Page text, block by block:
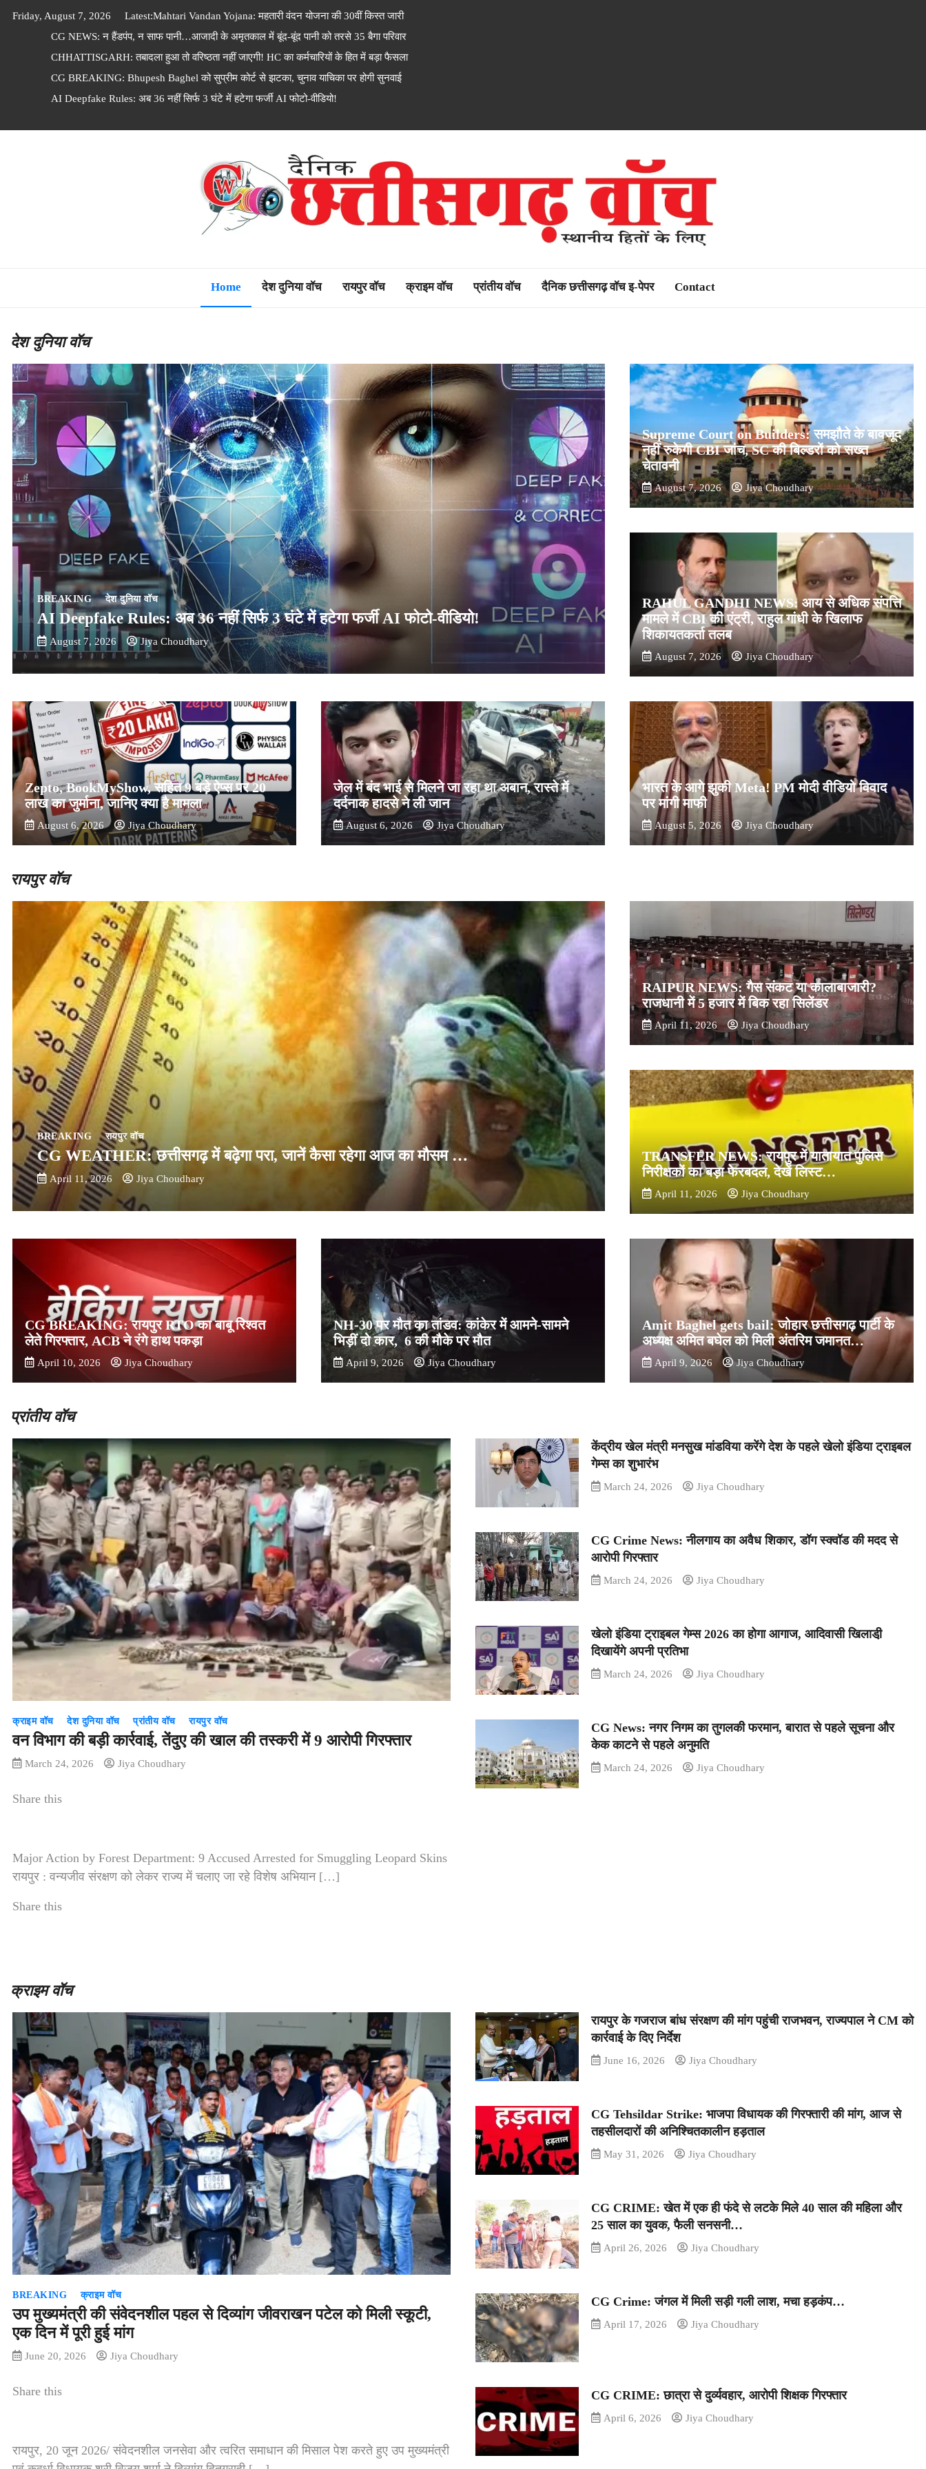
Friday, August 7, 2026 Latest:Mahtari Vandan Yojana: महतारी वंदन योजना की 30वीं किस्त जारी
CG NEWS: न हैंडपंप, न साफ पानी…आजादी के अमृतकाल में बूंद-बूंद पानी को तरसे 35 बैगा परिवार
CHHATTISGARH: तबादला हुआ तो वरिष्ठता नहीं जाएगी! HC का कर्मचारियों के हित में बड़ा फैसला
CG BREAKING: Bhupesh Baghel को सुप्रीम कोर्ट से झटका, चुनाव याचिका पर होगी सुनवाई
AI Deepfake Rules: अब 36 नहीं सिर्फ 3 घंटे में हटेगा फर्जी AI फोटो-वीडियो!
Dainik Chhattisgarh watch
Home देश दुनिया वॉच रायपुर वॉच क्राइम वॉच प्रांतीय वॉच दैनिक छत्तीसगढ़ वॉच इ-पेपर Contact
देश दुनिया वॉच
BREAKING देश दुनिया वॉच
AI Deepfake Rules: अब 36 नहीं सिर्फ 3 घंटे में हटेगा फर्जी AI फोटो-वीडियो!
August 7, 2026 Jiya Choudhary
Supreme Court on Builders: समझौते के बावजूद
नहीं रुकेगी CBI जांच, SC की बिल्डरों को सख्त
चेतावनी
August 7, 2026 Jiya Choudhary
RAHUL GANDHI NEWS: आय से अधिक संपत्ति
मामले में CBI की एंट्री, राहुल गांधी के खिलाफ
शिकायतकर्ता तलब
August 7, 2026 Jiya Choudhary
Zepto, BookMyShow, सहित 9 बड़े ऐप्स पर 20
लाख का जुर्माना, जानिए क्या है मामला
August 6, 2026 Jiya Choudhary
जेल में बंद भाई से मिलने जा रहा था अबान, रास्ते में
दर्दनाक हादसे ने ली जान
August 6, 2026 Jiya Choudhary
भारत के आगे झुकी Meta! PM मोदी वीडियो विवाद
पर मांगी माफी
August 5, 2026 Jiya Choudhary
रायपुर वॉच
BREAKING रायपुर वॉच
CG WEATHER: छत्तीसगढ़ में बढ़ेगा परा, जानें कैसा रहेगा आज का मौसम …
April 11, 2026 Jiya Choudhary
RAIPUR NEWS: गैस संकट या कालाबाजारी?
राजधानी में 5 हजार में बिक रहा सिलेंडर
April 11, 2026 Jiya Choudhary
TRANSFER NEWS: रायपुर में यातायात पुलिस
निरीक्षकों का बड़ा फेरबदल, देखें लिस्ट…
April 11, 2026 Jiya Choudhary
CG BREAKING: रायपुर RTO का बाबू रिश्वत
लेते गिरफ्तार, ACB ने रंगे हाथ पकड़ा
April 10, 2026 Jiya Choudhary
NH-30 पर मौत का तांडव: कांकेर में आमने-सामने
भिड़ीं दो कार, 6 की मौके पर मौत
April 9, 2026 Jiya Choudhary
Amit Baghel gets bail: जोहार छत्तीसगढ़ पार्टी के
अध्यक्ष अमित बघेल को मिली अंतरिम जमानत…
April 9, 2026 Jiya Choudhary
प्रांतीय वॉच
क्राइम वॉच देश दुनिया वॉच प्रांतीय वॉच रायपुर वॉच
वन विभाग की बड़ी कार्रवाई, तेंदुए की खाल की तस्करी में 9 आरोपी गिरफ्तार
March 24, 2026 Jiya Choudhary
Share this
Major Action by Forest Department: 9 Accused Arrested for Smuggling Leopard Skins
रायपुर : वन्यजीव संरक्षण को लेकर राज्य में चलाए जा रहे विशेष अभियान […]
Share this
केंद्रीय खेल मंत्री मनसुख मांडविया करेंगे देश के पहले खेलो इंडिया ट्राइबल
गेम्स का शुभारंभ
March 24, 2026 Jiya Choudhary
CG Crime News: नीलगाय का अवैध शिकार, डॉग स्क्वॉड की मदद से
आरोपी गिरफ्तार
March 24, 2026 Jiya Choudhary
खेलो इंडिया ट्राइबल गेम्स 2026 का होगा आगाज, आदिवासी खिलाडी़
दिखायेंगे अपनी प्रतिभा
March 24, 2026 Jiya Choudhary
CG News: नगर निगम का तुगलकी फरमान, बारात से पहले सूचना और
केक काटने से पहले अनुमति
March 24, 2026 Jiya Choudhary
क्राइम वॉच
BREAKING क्राइम वॉच
उप मुख्यमंत्री की संवेदनशील पहल से दिव्यांग जीवराखन पटेल को मिली स्कूटी,
एक दिन में पूरी हुई मांग
June 20, 2026 Jiya Choudhary
Share this
रायपुर, 20 जून 2026/ संवेदनशील जनसेवा और त्वरित समाधान की मिसाल पेश करते हुए उप मुख्यमंत्री
रायपुर के गजराज बांध संरक्षण की मांग पहुंची राजभवन, राज्यपाल ने CM को
कार्रवाई के दिए निर्देश
June 16, 2026 Jiya Choudhary
CG Tehsildar Strike: भाजपा विधायक की गिरफ्तारी की मांग, आज से
तहसीलदारों की अनिश्चितकालीन हड़ताल
May 31, 2026 Jiya Choudhary
CG CRIME: खेत में एक ही फंदे से लटके मिले 40 साल की महिला और
25 साल का युवक, फैली सनसनी…
April 26, 2026 Jiya Choudhary
CG Crime: जंगल में मिली सड़ी गली लाश, मचा हड़कंप…
April 17, 2026 Jiya Choudhary
CG CRIME: छात्रा से दुर्व्यवहार, आरोपी शिक्षक गिरफ्तार
April 6, 2026 Jiya Choudhary